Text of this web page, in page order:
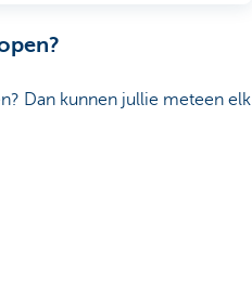
Dan kunnen jullie meteen elk